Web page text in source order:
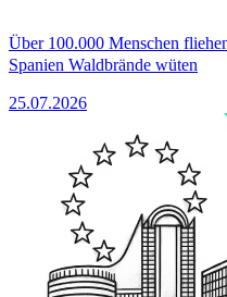
Über 100.000 Menschen
Spanien Waldbrände wüten
25.07.2026